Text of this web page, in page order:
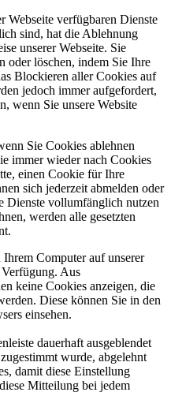
Webseite verfügbaren Dienste
sind, hat die Ablehnung
unserer Webseite. Sie
oder löschen, indem Sie Ihre
Blockieren aller Cookies auf
jedoch immer aufgefordert,
wenn Sie unsere Website
Sie Cookies ablehnen
immer wieder nach Cookies
einen Cookie für Ihre
sich jederzeit abmelden oder
Dienste vollumfänglich nutzen
werden alle gesetzten
Computer auf unserer
Aus
keine Cookies anzeigen, die
Diese können Sie in den
einsehen.
dauerhaft ausgeblendet
wurde, abgelehnt
damit diese Einstellung
Mitteilung bei jedem